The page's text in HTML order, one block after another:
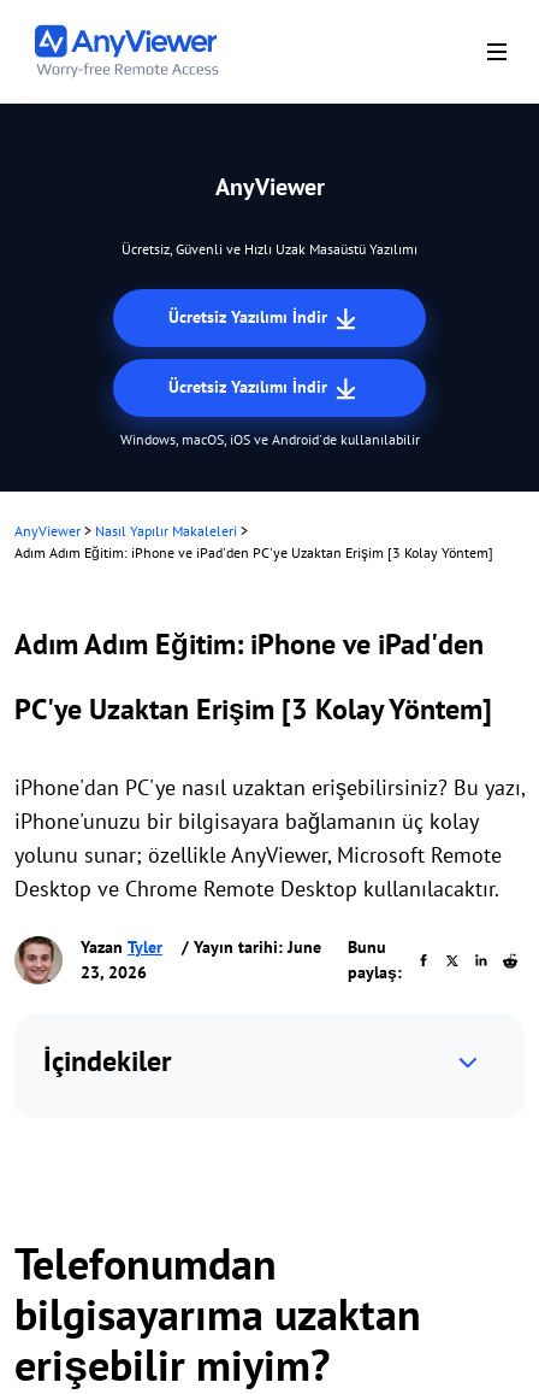
AnyViewer
Ücretsiz, Güvenli ve Hızlı Uzak Masaüstü Yazılımı
Ücretsiz Yazılımı İndir
Ücretsiz Yazılımı İndir
Windows, macOS, iOS ve Android'de kullanılabilir
AnyViewer > Nasıl Yapılır Makaleleri >
Adım Adım Eğitim: iPhone ve iPad'den PC'ye Uzaktan Erişim [3 Kolay Yöntem]
Adım Adım Eğitim: iPhone ve iPad'den
PC'ye Uzaktan Erişim [3 Kolay Yöntem]
iPhone'dan PC'ye nasıl uzaktan erişebilirsiniz? Bu yazı,
iPhone'unuzu bir bilgisayara bağlamanın üç kolay
yolunu sunar; özellikle AnyViewer, Microsoft Remote
Desktop ve Chrome Remote Desktop kullanılacaktır.
Yazan Tyler
/ Yayın tarihi: June
23, 2026
Bunu
paylaş:
İçindekiler
Telefonumdan
bilgisayarıma uzaktan
erişebilir miyim?